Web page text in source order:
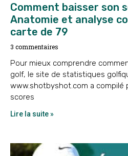
Comment baisser son
Anatomie et analyse
carte de 79
3 commentaires
Pour mieux comprendre
golf, le site de statistiques
www.shotbyshot.com a compilé
scores
Lire la suite »